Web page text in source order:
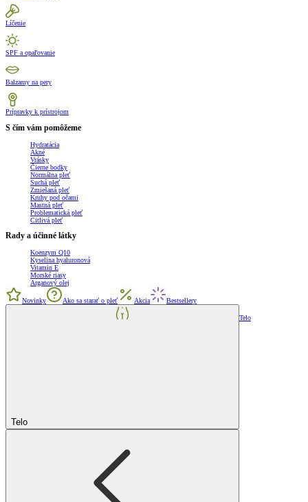
Líčenie
SPF a opaľovanie
Balzamy na pery
Prípravky k prístrojom
S čím vám pomôžeme
Hydratácia
Akné
Vrásky
Čierne bodky
Normálna pleť
Suchá pleť
Zmiešaná pleť
Kruhy pod očami
Mastná pleť
Problematická pleť
Citlivá pleť
Rady a účinné látky
Koenzym Q10
Kyselina hyaluronová
Vitamin E
Morské riasy
Arganový olej
Novinky Ako sa starať o pleť Akcia Bestsellery
Telo
Telo